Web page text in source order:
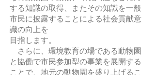
する知識の取得、またその知識を一般
市民に披露することによる社会貢献意
識の向上を
目指します。
さらに、環境教育の場である動物園
と協働で市民参加型の事業を展開する
ことで、地元の動物園を盛り上げるこ